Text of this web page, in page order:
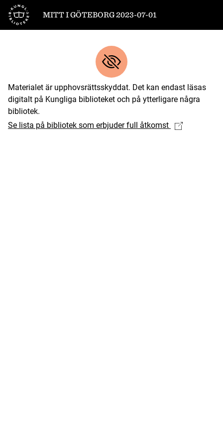
Till startsidan
MITT I GÖTEBORG 2023-07-01
Materialet är upphovsrättsskyddat. Det kan endast läsas
digitalt på Kungliga biblioteket och på ytterligare några
bibliotek.
Se lista på bibliotek som erbjuder full åtkomst